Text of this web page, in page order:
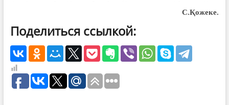
С.Қожеке.
Поделиться ссылкой: